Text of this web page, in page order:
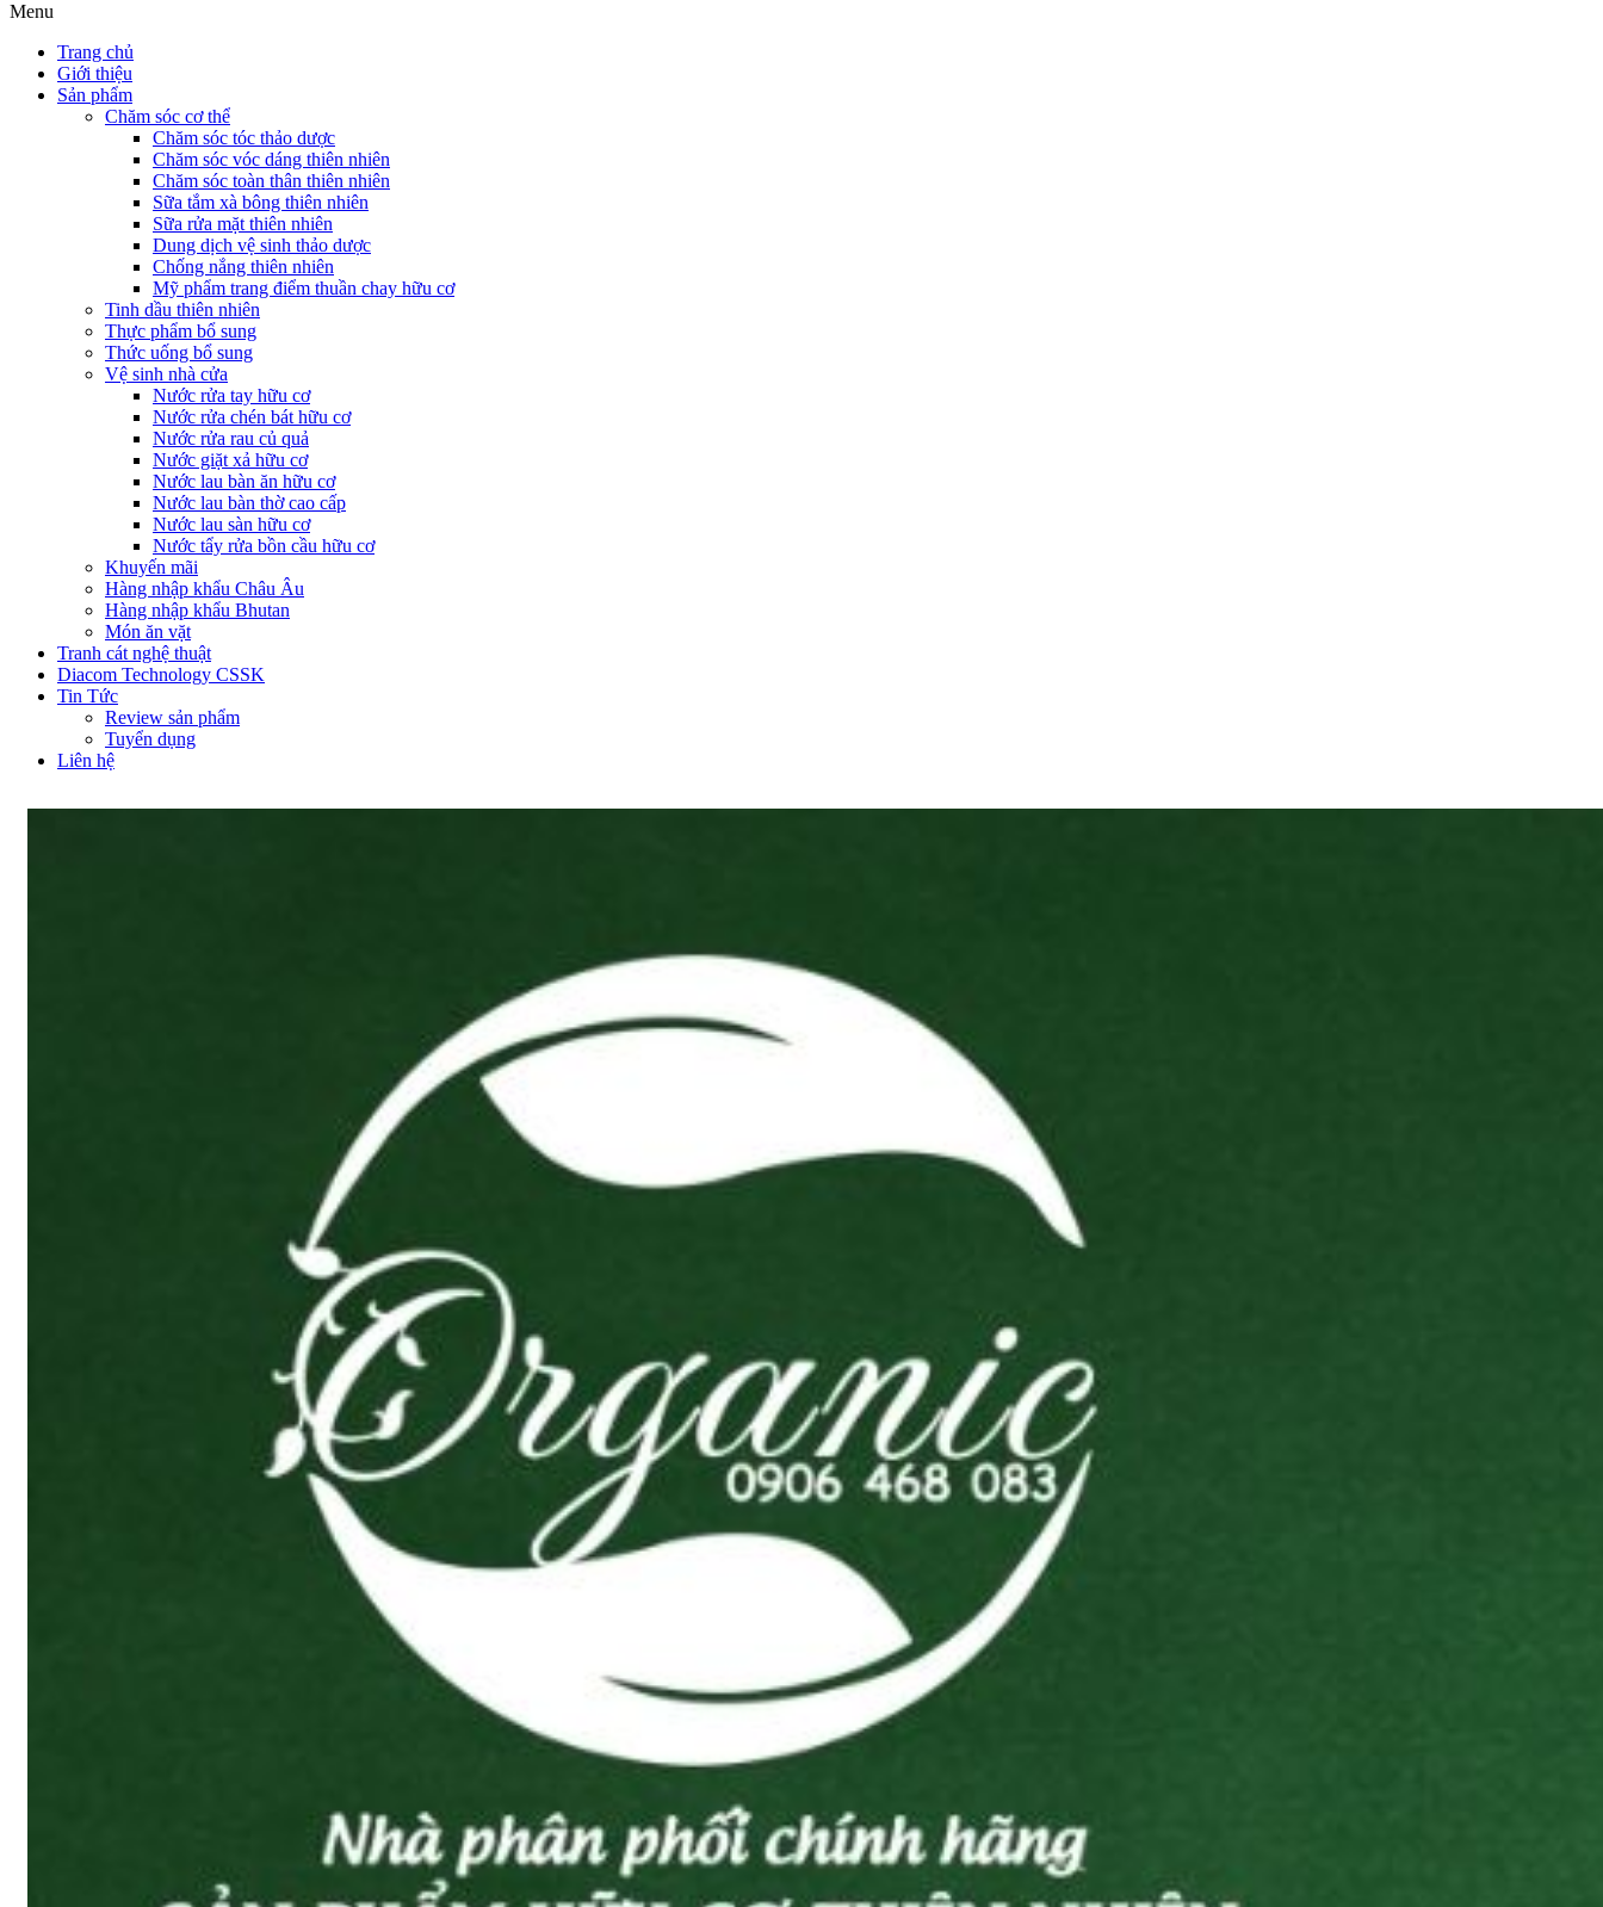
Menu
Trang chủ
Giới thiệu
Sản phẩm
Chăm sóc cơ thể
Chăm sóc tóc thảo dược
Chăm sóc vóc dáng thiên nhiên
Chăm sóc toàn thân thiên nhiên
Sữa tắm xà bông thiên nhiên
Sữa rửa mặt thiên nhiên
Dung dịch vệ sinh thảo dược
Chống nắng thiên nhiên
Mỹ phẩm trang điểm thuần chay hữu cơ
Tinh dầu thiên nhiên
Thực phẩm bổ sung
Thức uống bổ sung
Vệ sinh nhà cửa
Nước rửa tay hữu cơ
Nước rửa chén bát hữu cơ
Nước rửa rau củ quả
Nước giặt xả hữu cơ
Nước lau bàn ăn hữu cơ
Nước lau bàn thờ cao cấp
Nước lau sàn hữu cơ
Nước tẩy rửa bồn cầu hữu cơ
Khuyến mãi
Hàng nhập khẩu Châu Âu
Hàng nhập khẩu Bhutan
Món ăn vặt
Tranh cát nghệ thuật
Diacom Technology CSSK
Tin Tức
Review sản phẩm
Tuyển dụng
Liên hệ